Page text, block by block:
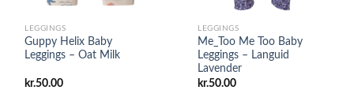
LEGGINGS
Guppy Helix Baby
Leggings – Oat Milk
kr.50.00
LEGGINGS
Me_Too Me Too Baby
Leggings – Languid
Lavender
kr.50.00